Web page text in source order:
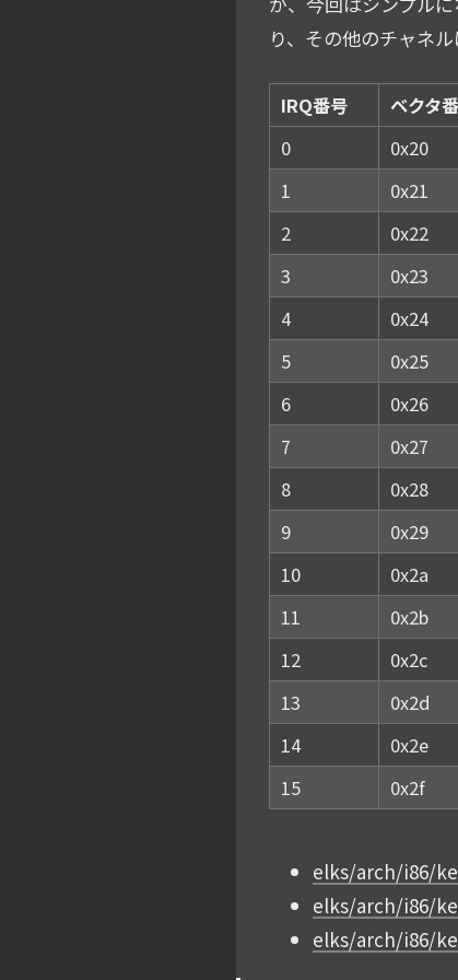
り、その他のチャネル
IRQ番号 ベクタ
0
0x20
1
0x21
2
0x22
3
0x23
4
0x24
5
0x25
6
0x26
7
0x27
8
0x28
9
0x29
10
0x2a
11
0x2b
12
0x2c
13
0x2d
14
0x2e
15
0x2f
elks/arch/i86/
elks/arch/i86/
elks/arch/i86/